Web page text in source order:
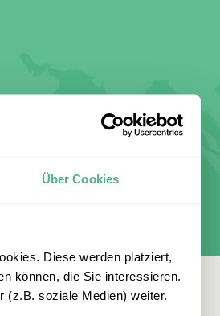
Über Cookies
Diese werden platziert,
können, die Sie interessieren.
(z.B. soziale Medien) weiter.